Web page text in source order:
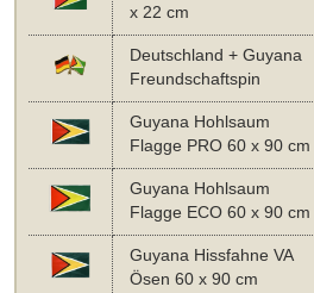
x 22 cm
Deutschland + Guyana
Freundschaftspin
Guyana Hohlsaum
Flagge PRO 60 x 90 cm
Guyana Hohlsaum
Flagge ECO 60 x 90 cm
Guyana Hissfahne VA
Ösen 60 x 90 cm